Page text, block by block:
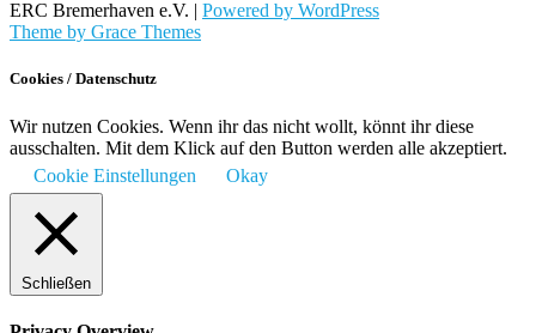
ERC Bremerhaven e.V. | Powered by WordPress
Theme by Grace Themes
Cookies / Datenschutz
Wir nutzen Cookies. Wenn ihr das nicht wollt, könnt ihr diese
ausschalten. Mit dem Klick auf den Button werden alle akzeptiert.
Cookie Einstellungen
Okay
Schließen